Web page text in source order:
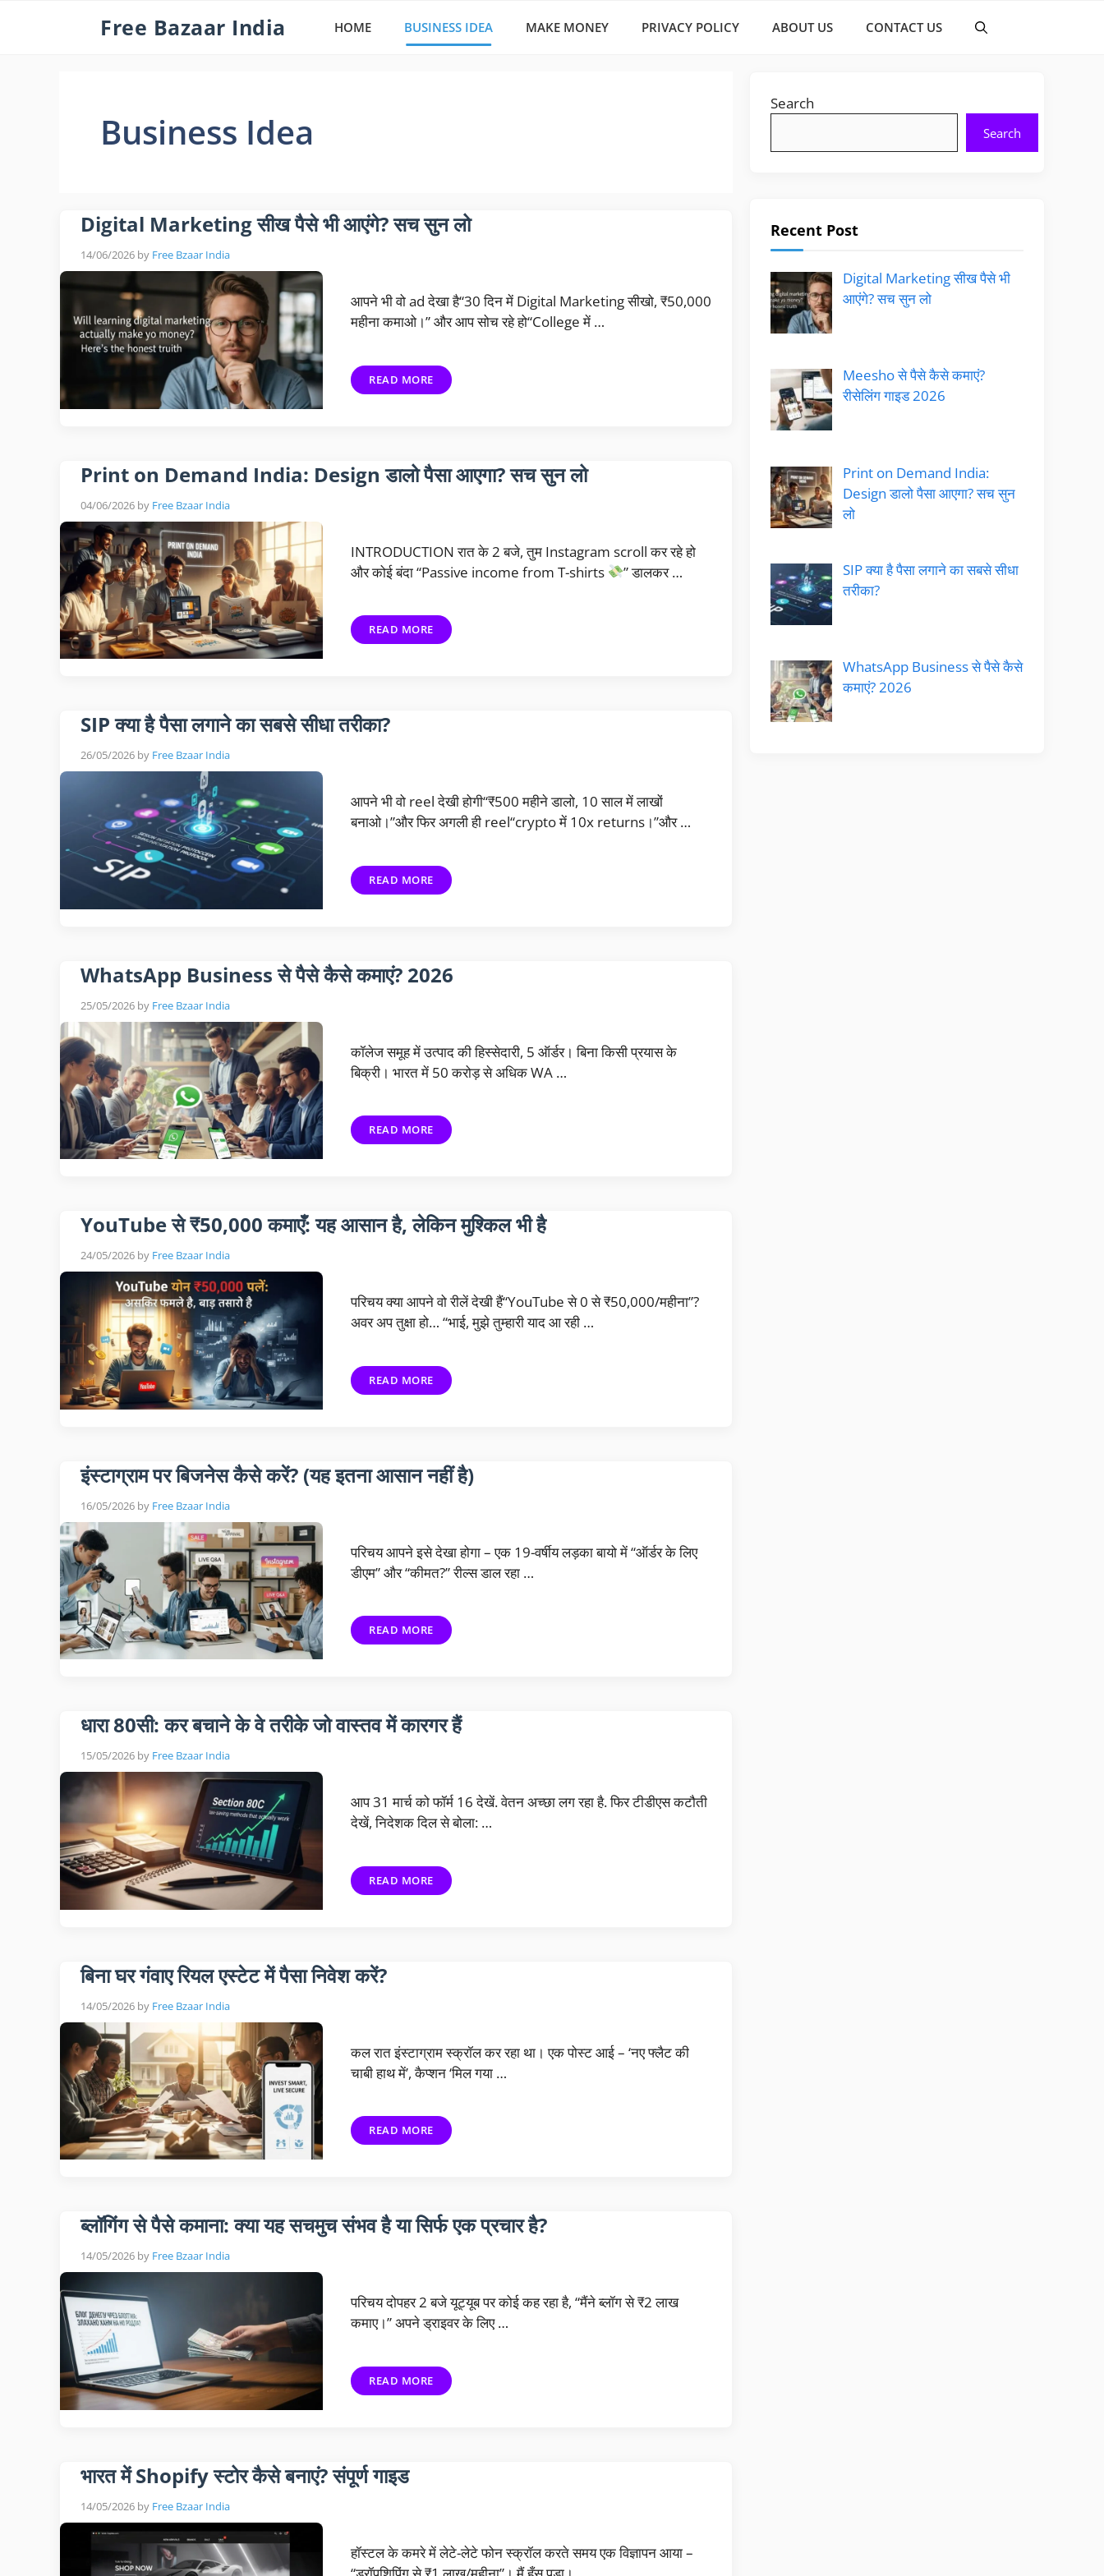
Free Bazaar India HOME BUSINESS IDEA MAKE MONEY PRIVACY POLICY ABOUT US CONTACT US
Business Idea
Digital Marketing सीख पैसे भी आएंगे? सच सुन लो
14/06/2026 by Free Bzaar India
आपने भी वो ad देखा है“30 दिन में Digital Marketing सीखो, ₹50,000
महीना कमाओ।” और आप सोच रहे हो“College में …
READ MORE
Print on Demand India: Design डालो पैसा आएगा? सच सुन लो
04/06/2026 by Free Bzaar India
INTRODUCTION रात के 2 बजे, तुम Instagram scroll कर रहे हो
और कोई बंदा “Passive income from T-shirts
” डालकर …
READ MORE
SIP क्या है पैसा लगाने का सबसे सीधा तरीका?
26/05/2026 by Free Bzaar India
आपने भी वो reel देखी होगी“₹500 महीने डालो, 10 साल में लाखों
बनाओ।”और फिर अगली ही reel“crypto में 10x returns।”और …
READ MORE
WhatsApp Business से पैसे कैसे कमाएं? 2026
25/05/2026 by Free Bzaar India
कॉलेज समूह में उत्पाद की हिस्सेदारी, 5 ऑर्डर। बिना किसी प्रयास के
बिक्री। भारत में 50 करोड़ से अधिक WA …
READ MORE
YouTube से ₹50,000 कमाएँ: यह आसान है, लेकिन मुश्किल भी है
24/05/2026 by Free Bzaar India
परिचय क्या आपने वो रीलें देखी हैं“YouTube से 0 से ₹50,000/महीना”?
अवर अप तुक्षा हो… “भाई, मुझे तुम्हारी याद आ रही …
READ MORE
इंस्टाग्राम पर बिजनेस कैसे करें? (यह इतना आसान नहीं है)
16/05/2026 by Free Bzaar India
परिचय आपने इसे देखा होगा – एक 19-वर्षीय लड़का बायो में “ऑर्डर के लिए
डीएम” और “कीमत?” रील्स डाल रहा …
READ MORE
धारा 80सी: कर बचाने के वे तरीके जो वास्तव में कारगर हैं
15/05/2026 by Free Bzaar India
आप 31 मार्च को फॉर्म 16 देखें. वेतन अच्छा लग रहा है. फिर टीडीएस कटौती
देखें, निदेशक दिल से बोला: …
READ MORE
बिना घर गंवाए रियल एस्टेट में पैसा निवेश करें?
14/05/2026 by Free Bzaar India
कल रात इंस्टाग्राम स्क्रॉल कर रहा था। एक पोस्ट आई – ‘नए फ्लैट की
चाबी हाथ में’, कैप्शन ‘मिल गया …
READ MORE
ब्लॉगिंग से पैसे कमाना: क्या यह सचमुच संभव है या सिर्फ एक प्रचार है?
14/05/2026 by Free Bzaar India
परिचय दोपहर 2 बजे यूट्यूब पर कोई कह रहा है, “मैंने ब्लॉग से ₹2 लाख
कमाए।” अपने ड्राइवर के लिए …
READ MORE
भारत में Shopify स्टोर कैसे बनाएं? संपूर्ण गाइड
14/05/2026 by Free Bzaar India
हॉस्टल के कमरे में लेटे-लेटे फोन स्क्रॉल करते समय एक विज्ञापन आया –
Search
Search
Recent Post
Digital Marketing सीख पैसे भी
आएंगे? सच सुन लो
Meesho से पैसे कैसे कमाएं?
रीसेलिंग गाइड 2026
Print on Demand India:
Design डालो पैसा आएगा? सच सुन
लो
SIP क्या है पैसा लगाने का सबसे सीधा
तरीका?
WhatsApp Business से पैसे कैसे
कमाएं? 2026